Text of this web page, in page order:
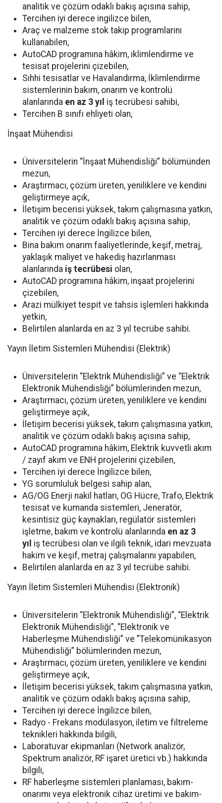
analitik ve çözüm odaklı bakış açısına sahip,
Tercihen iyi derece ingilizce bilen,
Araç ve malzeme stok takip programlarını
kullanabilen,
AutoCAD programına hâkim, iklimlendirme ve
tesisat projelerini çizebilen,
Sıhhi tesisatlar ve Havalandırma, İklimlendirme
sistemlerinin bakım, onarım ve kontrolü
alanlarında en az 3 yıl iş tecrübesi sahibi,
Tercihen B sınıfı ehliyeti olan,
İnşaat Mühendisi
Üniversitelerin “İnşaat Mühendisliği” bölümünden
mezun,
Araştırmacı, çözüm üreten, yeniliklere ve kendini
geliştirmeye açık,
İletişim becerisi yüksek, takım çalışmasına yatkın,
analitik ve çözüm odaklı bakış açısına sahip,
Tercihen iyi derece İngilizce bilen,
Bina bakım onarım faaliyetlerinde, keşif, metraj,
yaklaşık maliyet ve hakediş hazırlanması
alanlarında iş tecrübesi olan,
AutoCAD programına hâkim, inşaat projelerini
çizebilen,
Arazi mülkiyet tespit ve tahsis işlemleri hakkında
yetkin,
Belirtilen alanlarda en az 3 yıl tecrübe sahibi.
Yayın İletim Sistemleri Mühendisi (Elektrik)
Üniversitelerin “Elektrik Mühendisliği” ve “Elektrik
Elektronik Mühendisliği” bölümlerinden mezun,
Araştırmacı, çözüm üreten, yeniliklere ve kendini
geliştirmeye açık,
İletişim becerisi yüksek, takım çalışmasına yatkın,
analitik ve çözüm odaklı bakış açısına sahip,
AutoCAD programına hâkim, Elektrik kuvvetli akım
/ zayıf akım ve ENH projelerini çizebilen,
Tercihen iyi derece İngilizce bilen,
YG sorumluluk belgesi sahip alan,
AG/OG Enerji nakil hatları, OG Hücre, Trafo, Elektrik
tesisat ve kumanda sistemleri, Jeneratör,
kesintisiz güç kaynakları, regülatör sistemleri
işletme, bakım ve kontrolü alanlarında en az 3
yıl iş tecrübesi olan ve ilgili teknik, idari mevzuata
hakim ve keşif, metraj çalışmalarını yapabilen,
Belirtilen alanlarda en az 3 yıl tecrübe sahibi.
Yayın İletim Sistemleri Mühendisi (Elektronik)
Üniversitelerin “Elektronik Mühendisliği”, “Elektrik
Elektronik Mühendisliği”, “Elektronik ve
Haberleşme Mühendisliği” ve ”Telekomünikasyon
Mühendisliği” bölümlerinden mezun,
Araştırmacı, çözüm üreten, yeniliklere ve kendini
geliştirmeye açık,
İletişim becerisi yüksek, takım çalışmasına yatkın,
analitik ve çözüm odaklı bakış açısına sahip,
Tercihen iyi derece İngilizce bilen,
Radyo - Frekans modülasyon, iletim ve filtreleme
teknikleri hakkında bilgili,
Laboratuvar ekipmanları (Network analizör,
Spektrum analizör, RF işaret üretici vb.) hakkında
bilgili,
RF haberleşme sistemleri planlaması, bakım-
onarımı veya elektronik cihaz üretimi ve bakım-